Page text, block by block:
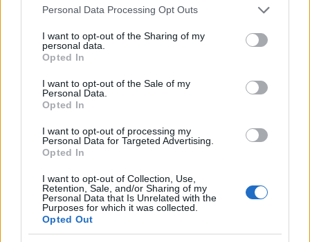
Please note that this website/app uses one or more Google
not limited to your visit or usage behaviour. You may click to
grant or deny consent to Google and its third-party tags to
use your data for below specified purposes in below Google
consent section.
Personal Data Processing Opt Outs
I want to opt-out of the Sharing of my
personal data.
Opted In
I want to opt-out of the Sale of my
Personal Data.
Opted In
I want to opt-out of processing my
Personal Data for Targeted Advertising.
Opted In
I want to opt-out of Collection, Use,
Retention, Sale, and/or Sharing of my
Personal Data that Is Unrelated with the
Purposes for which it was collected.
Opted Out
Tervezett hazai bemutató: 2023. március 2.
2023.